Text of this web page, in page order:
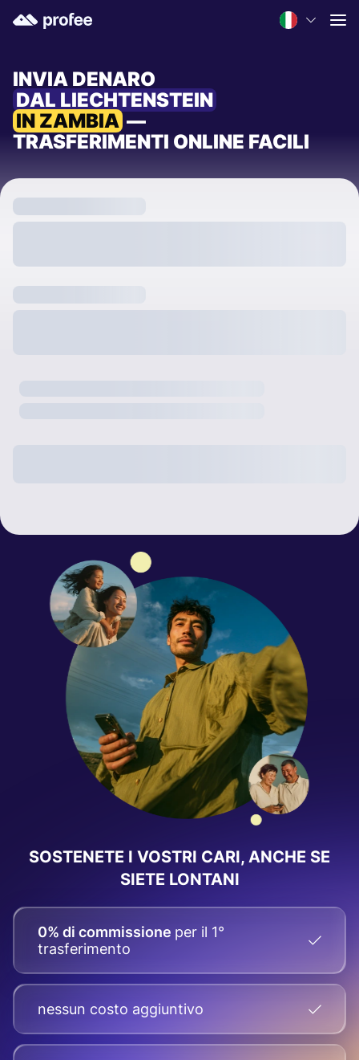
INVIA DENARO
DAL LIECHTENSTEIN
IN ZAMBIA —
TRASFERIMENTI ONLINE FACILI
SOSTENETE I VOSTRI CARI, ANCHE SE
SIETE LONTANI
0% di commissione per il 1°
trasferimento
nessun costo aggiuntivo